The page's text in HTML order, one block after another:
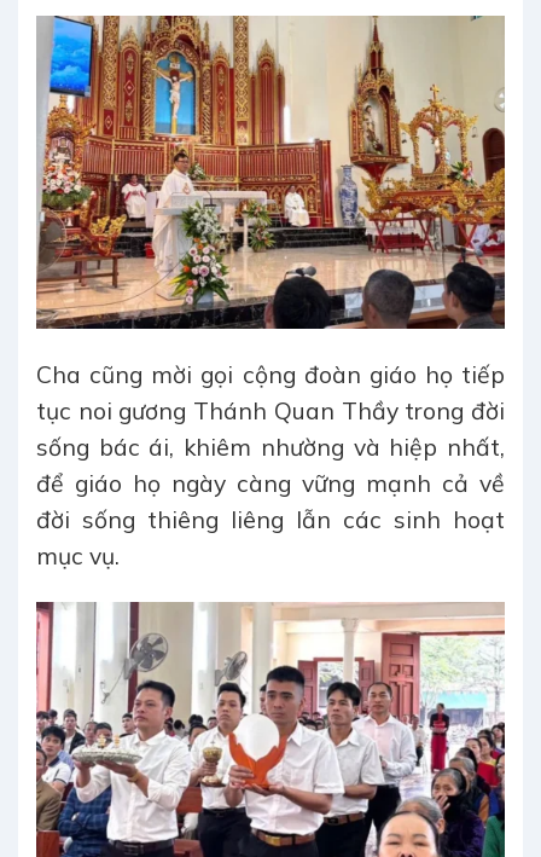
Cha cũng mời gọi cộng đoàn giáo họ tiếp
tục noi gương Thánh Quan Thầy trong đời
sống bác ái, khiêm nhường và hiệp nhất,
để giáo họ ngày càng vững mạnh cả về
đời sống thiêng liêng lẫn các sinh hoạt
mục vụ.